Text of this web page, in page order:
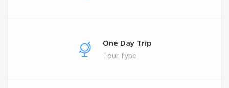
One Day Trip
Tour Type